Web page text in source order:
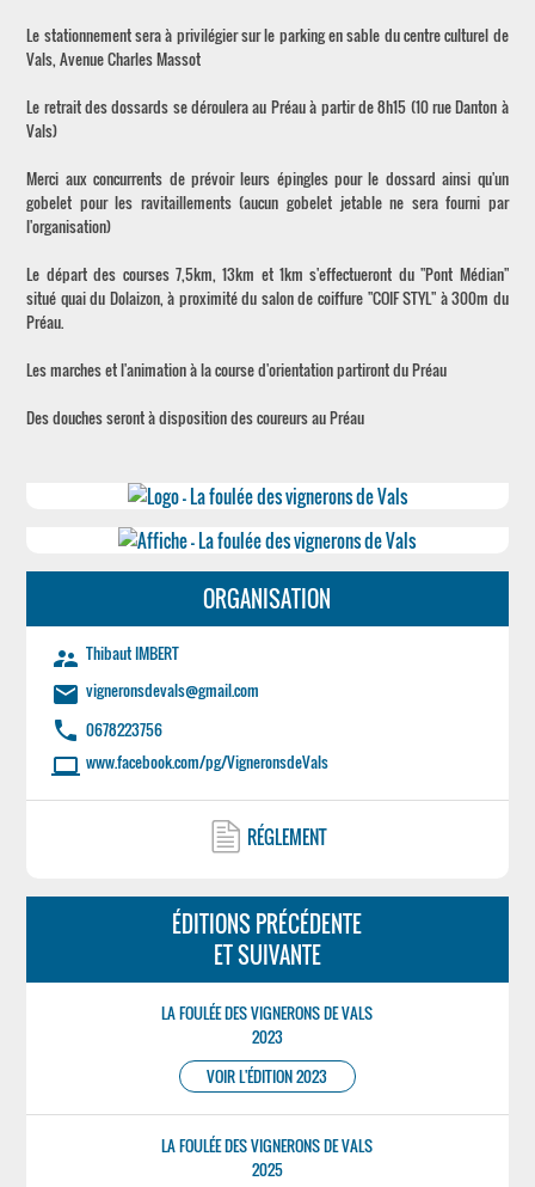
Le stationnement sera à privilégier sur le parking en sable du centre culturel de
Vals, Avenue Charles Massot
Le retrait des dossards se déroulera au Préau à partir de 8h15 (10 rue Danton à
Vals)
Merci aux concurrents de prévoir leurs épingles pour le dossard ainsi qu'un
gobelet pour les ravitaillements (aucun gobelet jetable ne sera fourni par
l'organisation)
Le départ des courses 7,5km, 13km et 1km s'effectueront du "Pont Médian"
situé quai du Dolaizon, à proximité du salon de coiffure "COIF STYL" à 300m du
Préau.
Les marches et l'animation à la course d'orientation partiront du Préau
Des douches seront à disposition des coureurs au Préau
ORGANISATION
supervisor_account Thibaut IMBERT
email vigneronsdevals@gmail.com
phone 0678223756
laptop www.facebook.com/pg/VigneronsdeVals
RÉGLEMENT
ÉDITIONS PRÉCÉDENTE
ET SUIVANTE
LA FOULÉE DES VIGNERONS DE VALS
2023
VOIR L'ÉDITION 2023
LA FOULÉE DES VIGNERONS DE VALS
2025